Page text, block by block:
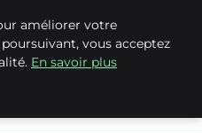
OFFICIELLEMENT SON
améliorer votre
vous acceptez
En savoir plus